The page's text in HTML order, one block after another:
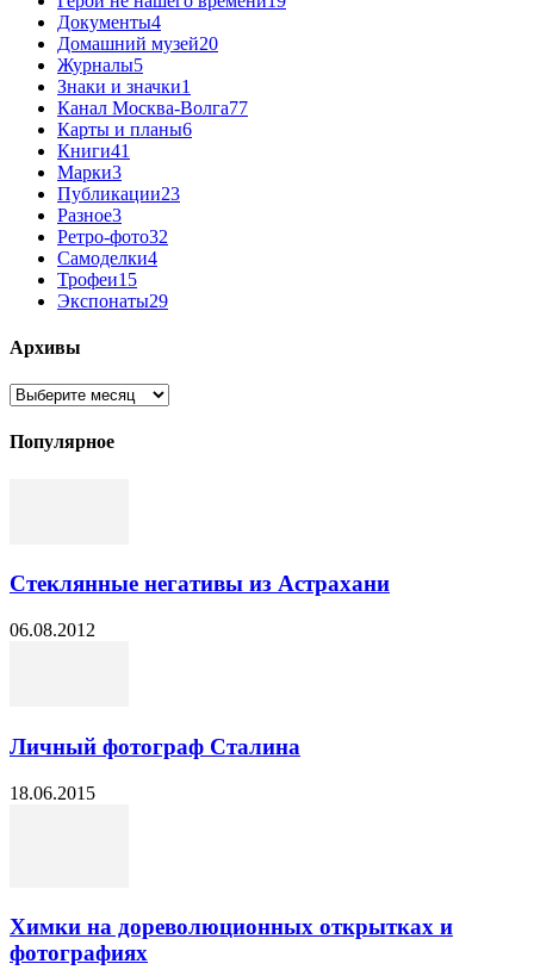
Документы4
Домашний музей20
Журналы5
Знаки и значки1
Канал Москва-Волга77
Карты и планы6
Книги41
Марки3
Публикации23
Разное3
Ретро-фото32
Самоделки4
Трофеи15
Экспонаты29
Архивы
Архивы
Популярное
Стеклянные негативы из Астрахани
06.08.2012
Личный фотограф Сталина
18.06.2015
Химки на дореволюционных открытках и
фотографиях